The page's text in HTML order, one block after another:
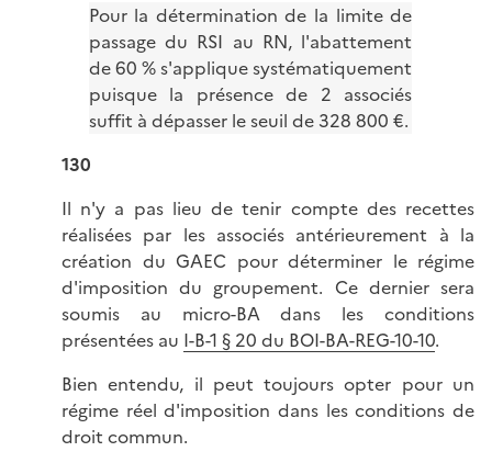
Pour la détermination de la limite de
passage du RSI au RN, l'abattement
de 60 % s'applique systématiquement
puisque la présence de 2 associés
suffit à dépasser le seuil de 328 800 €.
130
Il n'y a pas lieu de tenir compte des recettes
réalisées par les associés antérieurement à la
création du GAEC pour déterminer le régime
d'imposition du groupement. Ce dernier sera
soumis au micro-BA dans les conditions
présentées au I-B-1 § 20 du BOI-BA-REG-10-10.
Bien entendu, il peut toujours opter pour un
régime réel d'imposition dans les conditions de
droit commun.